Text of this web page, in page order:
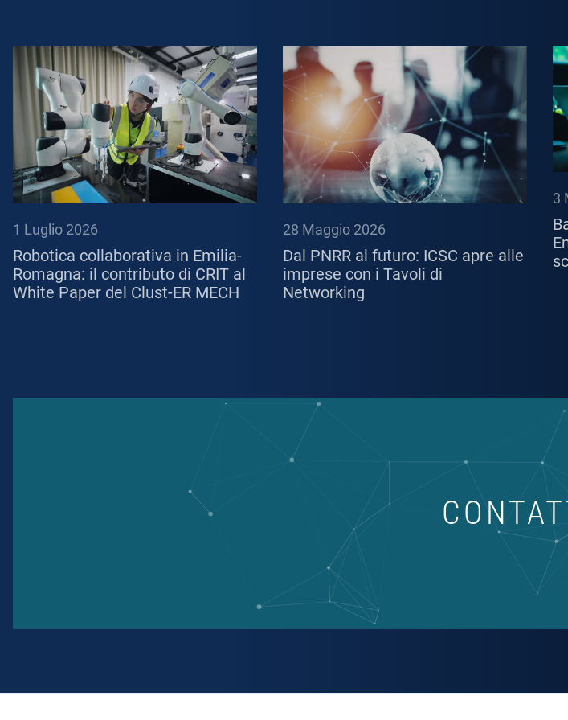
1 Luglio 2026
Robotica collaborativa in Emilia-
Romagna: il contributo di CRIT al
White Paper del Clust-ER MECH
28 Maggio 2026
Dal PNRR al futuro: ICSC apre alle
imprese con i Tavoli di
Networking
3